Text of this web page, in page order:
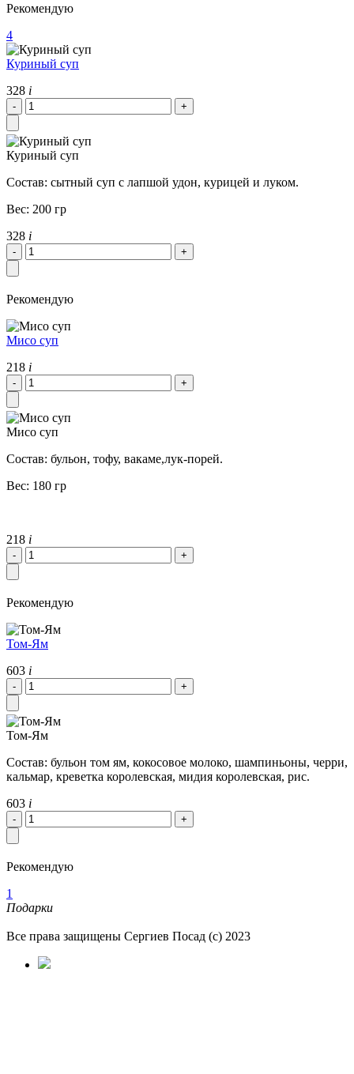
Рекомендую
4
Куриный суп
328 i
Куриный суп
Состав: сытный суп с лапшой удон, курицей и луком.
Вес: 200 гр
328 i
Рекомендую
Мисо суп
218 i
Мисо суп
Состав: бульон, тофу, вакаме,лук-порей.
Вес: 180 гр
218 i
Рекомендую
Том-Ям
603 i
Том-Ям
Состав: бульон том ям, кокосовое молоко, шампиньоны, черри,
кальмар, креветка королевская, мидия королевская, рис.
603 i
Рекомендую
1
Подарки
Все права защищены Сергиев Посад (с) 2023